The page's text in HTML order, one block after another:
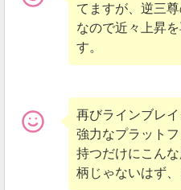
てますが、逆三
なので近々上昇
す。
再びラインブレイ
強力なプラット
持つだけにこん
柄じゃないはず、